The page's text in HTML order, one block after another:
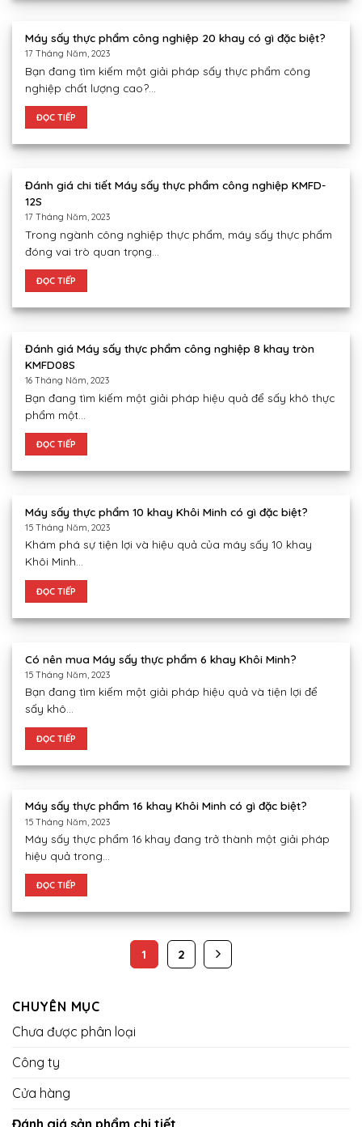
Máy sấy thực phẩm công nghiệp 20 khay có gì đặc biệt?
17 Tháng Năm, 2023
Bạn đang tìm kiếm một giải pháp sấy thực phẩm công
nghiệp chất lượng cao?...
ĐỌC TIẾP
Đánh giá chi tiết Máy sấy thực phẩm công nghiệp KMFD-
12S
17 Tháng Năm, 2023
Trong ngành công nghiệp thực phẩm, máy sấy thực phẩm
đóng vai trò quan trọng...
ĐỌC TIẾP
Đánh giá Máy sấy thực phẩm công nghiệp 8 khay tròn
KMFD08S
16 Tháng Năm, 2023
Bạn đang tìm kiếm một giải pháp hiệu quả để sấy khô thực
phẩm một...
ĐỌC TIẾP
Máy sấy thực phẩm 10 khay Khôi Minh có gì đặc biệt?
15 Tháng Năm, 2023
Khám phá sự tiện lợi và hiệu quả của máy sấy 10 khay
Khôi Minh...
ĐỌC TIẾP
Có nên mua Máy sấy thực phẩm 6 khay Khôi Minh?
15 Tháng Năm, 2023
Bạn đang tìm kiếm một giải pháp hiệu quả và tiện lợi để
sấy khô...
ĐỌC TIẾP
Máy sấy thực phẩm 16 khay Khôi Minh có gì đặc biệt?
15 Tháng Năm, 2023
Máy sấy thực phẩm 16 khay đang trở thành một giải pháp
hiệu quả trong...
ĐỌC TIẾP
1 2
CHUYÊN MỤC
Chưa được phân loại
Công ty
Cửa hàng